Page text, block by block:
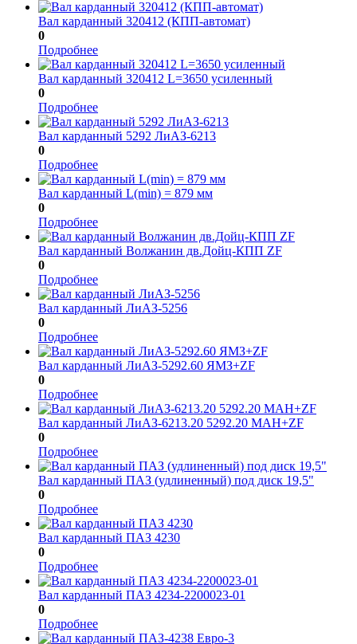
Вал карданный 320412 (КПП-автомат)
0
Подробнее
Вал карданный 320412 L=3650 усиленный
0
Подробнее
Вал карданный 5292 ЛиАЗ-6213
0
Подробнее
Вал карданный L(min) = 879 мм
0
Подробнее
Вал карданный Волжанин дв.Дойц-КПП ZF
0
Подробнее
Вал карданный ЛиАЗ-5256
0
Подробнее
Вал карданный ЛиАЗ-5292.60 ЯМЗ+ZF
0
Подробнее
Вал карданный ЛиАЗ-6213.20 5292.20 МАН+ZF
0
Подробнее
Вал карданный ПАЗ (удлиненный) под диск 19,5"
0
Подробнее
Вал карданный ПАЗ 4230
0
Подробнее
Вал карданный ПАЗ 4234-2200023-01
0
Подробнее